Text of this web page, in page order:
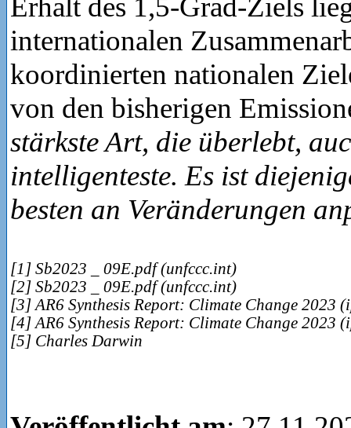
internationalen
koordinierten nationalen
von den bisherigen
stärkste Art, die überlebt,
intelligenteste. Es ist
besten an Veränderungen
[1] Sb2023 _ 09E.pdf (unfccc.int)
[2] Sb2023 _ 09E.pdf (unfccc.int)
[3] AR6 Synthesis Report: Climate Change 2023
[4] AR6 Synthesis Report: Climate Change 2023
[5] Charles Darwin